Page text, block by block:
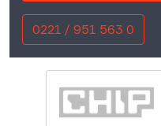
0221 / 951 563 0